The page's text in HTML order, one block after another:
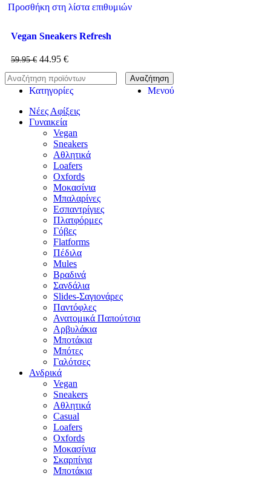
Προσθήκη στη λίστα επιθυμιών
Vegan Sneakers Refresh
59.95€ 44.95 €
Αναζήτηση
Μενού
Κατηγορίες
Νέες Αφίξεις
Γυναικεία
Vegan
Sneakers
Αθλητικά
Loafers
Oxfords
Μοκασίνια
Μπαλαρίνες
Εσπαντρίγιες
Πλατφόρμες
Γόβες
Flatforms
Πέδιλα
Mules
Βραδινά
Σανδάλια
Slides-Σαγιονάρες
Παντόφλες
Ανατομικά Παπούτσια
Αρβυλάκια
Μποτάκια
Μπότες
Γαλότσες
Ανδρικά
Vegan
Sneakers
Αθλητικά
Casual
Loafers
Oxfords
Μοκασίνια
Σκαρπίνια
Μποτάκια